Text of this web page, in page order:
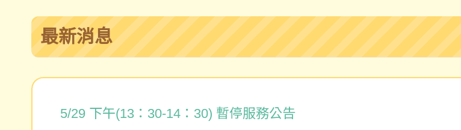
最新消息
5/29 下午(13：30-14：30) 暫停服務公告